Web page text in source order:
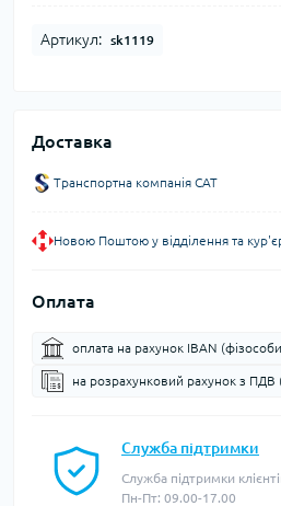
Артикул: sk1119
Доставка
Транспортна компанія CAT
Новою Поштою у відділення та
Оплата
оплата на рахунок IBAN
на розрахунковий рахунок з ПДВ
Служба підтримки
Служба підтримки
Пн-Пт: 09.00-17.00